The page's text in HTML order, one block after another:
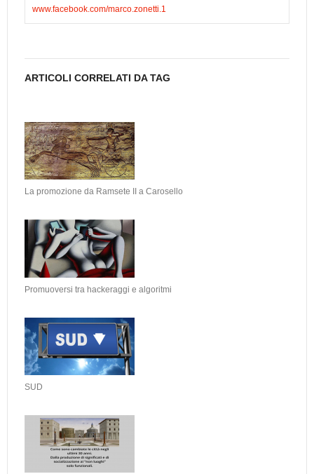
www.facebook.com/marco.zonetti.1
ARTICOLI CORRELATI DA TAG
La promozione da Ramsete II a Carosello
Promuoversi tra hackeraggi e algoritmi
SUD